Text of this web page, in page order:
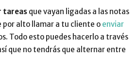
tareas que vayan ligadas a las notas
por alto llamar a tu cliente o enviar
Todo esto puedes hacerlo a través
que no tendrás que alternar entre